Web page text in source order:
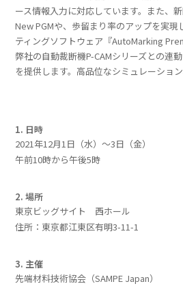
ース情報入力に対応しています。また、
New PGMや、歩留まり率のアップを実
ティングソフトウェア『AutoMarking
弊社の自動裁断機P-CAMシリーズとの連
を提供します。高品位なシミュレーショ
1. 日時
2021年12月1日（水）～3日（金）
午前10時から午後5時
2. 場所
東京ビッグサイト 西ホール
住所：東京都江東区有明3-11-1
3. 主催
先端材料技術協会（SAMPE Japan）